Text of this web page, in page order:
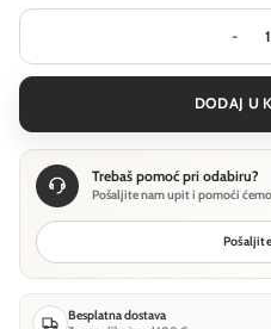
DODAJ U
Trebaš pomoć pri odabiru?
Pošaljite nam upit i pomoći
Besplatna dostava